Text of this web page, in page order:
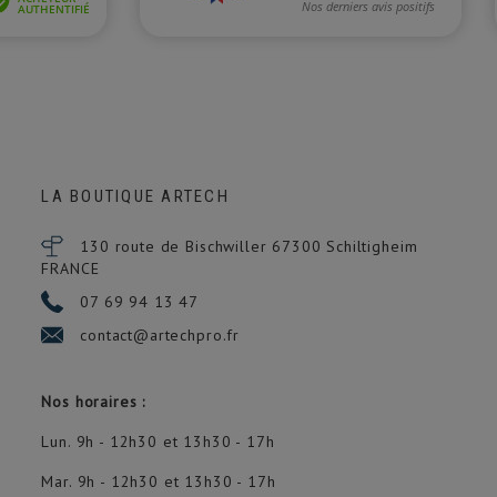
LA BOUTIQUE ARTECH
130 route de Bischwiller 67300 Schiltigheim
FRANCE
07 69 94 13 47
contact@artechpro.fr
Nos horaires :
Lun. 9h - 12h30 et 13h30 - 17h
Mar. 9h - 12h30 et 13h30 - 17h